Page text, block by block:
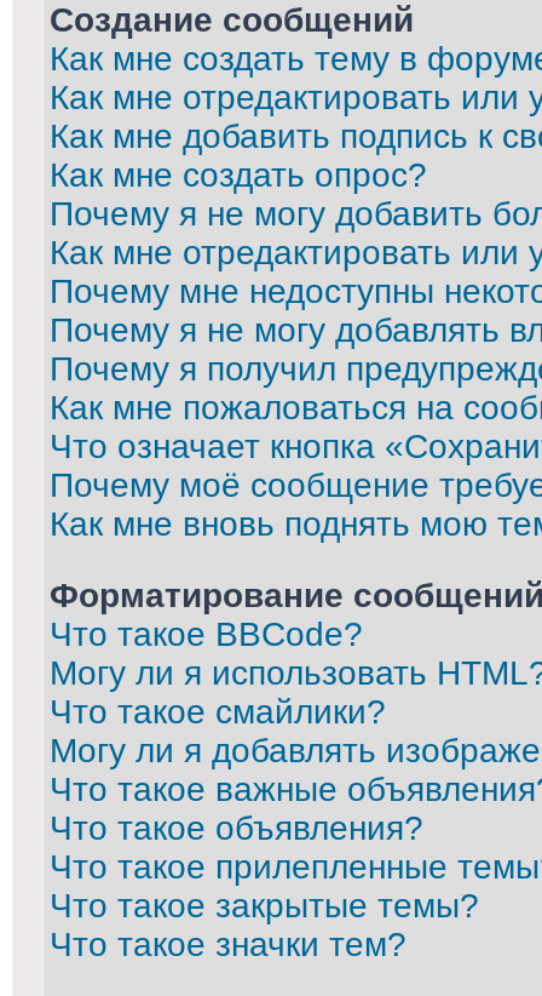
Создание сообщений
Как мне создать тему в
Как мне отредактировать
Как мне добавить подпись к
Как мне создать опрос?
Почему я не могу добавить
Как мне отредактировать или
Почему мне недоступны
Почему я не могу добавлять
Почему я получил
Как мне пожаловаться на
Что означает кнопка
Почему моё сообщение
Как мне вновь поднять мою
Форматирование
Что такое BBCode?
Могу ли я использовать
Что такое смайлики?
Могу ли я добавлять
Что такое важные
Что такое объявления?
Что такое прилепленные
Что такое закрытые темы?
Что такое значки тем?